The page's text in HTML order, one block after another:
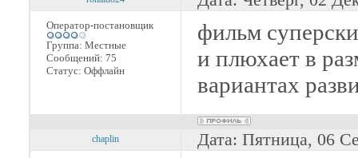
Оператор-постановщик
Группа: Местные
Сообщений: 75
Статус: Оффлайн
фильм
и плюхает в
вариантах
chaplin Дата: Пятница, 06